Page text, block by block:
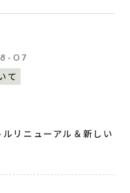
07
て
リニューアル＆新しい